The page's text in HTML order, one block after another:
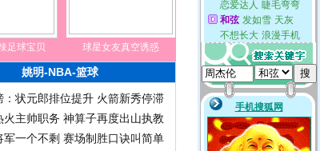
足球宝贝 球星女友真空诱惑
姚明-NBA-篮球
：状元郎排位提升 火箭新秀停滞
火主帅职务 神算子再度出山执教
军一个不剩 赛场制胜口诀叫简单